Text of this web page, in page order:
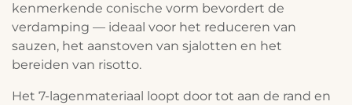
kenmerkende conische vorm bevordert de
verdamping — ideaal voor het reduceren van
sauzen, het aanstoven van sjalotten en het
bereiden van risotto.
Het 7-lagenmateriaal loopt door tot aan de rand en